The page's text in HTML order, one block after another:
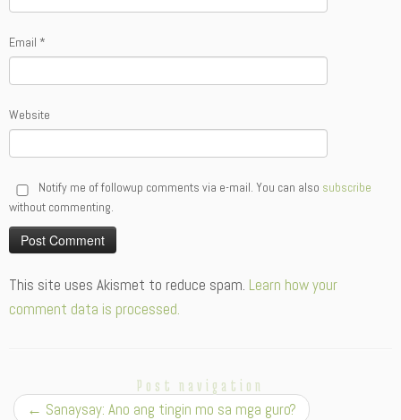
Email *
Website
Notify me of followup comments via e-mail. You can also subscribe
without commenting.
This site uses Akismet to reduce spam. Learn how your
comment data is processed.
Post navigation
← Sanaysay: Ano ang tingin mo sa mga guro?